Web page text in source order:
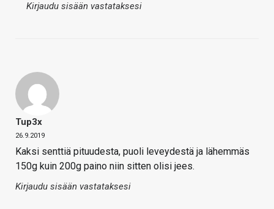
Kirjaudu sisään vastataksesi
Tup3x
26.9.2019
Kaksi senttiä pituudesta, puoli leveydestä ja lähemmäs
150g kuin 200g paino niin sitten olisi jees.
Kirjaudu sisään vastataksesi